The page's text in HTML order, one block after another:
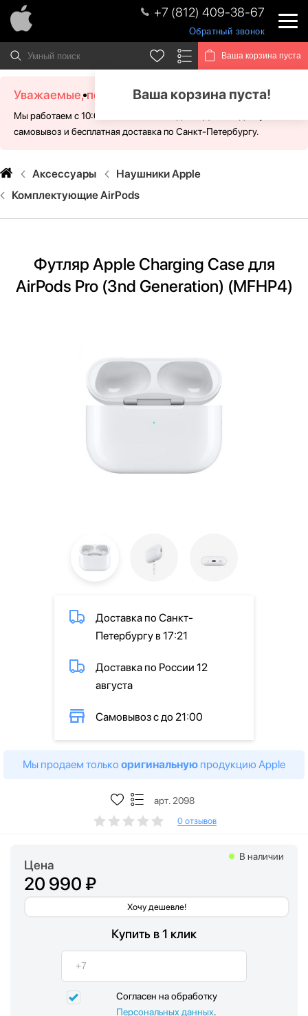
+7 (812) 409-38-67
Обратный звонок
Ваша корзина пуста
Ваша корзина пуста!
Уважаемые, посетители!
Мы работаем с 10:00 - 21:00 без выходных. Для Вас доступен
самовывоз и бесплатная доставка по Санкт-Петербургу.
Аксессуары
Наушники Apple
Комплектующие AirPods
Футляр Apple Charging Case для
AirPods Pro (3nd Generation) (MFHP4)
Доставка по Санкт-
Петербургу в 17:21
Доставка по России 12
августа
Самовывоз с до 21:00
Мы продаем только оригинальную продукцию Apple
арт. 2098
0 отзывов
Цена
20 990 ₽
Хочу дешевле!
В наличии
Купить в 1 клик
Согласен на обработку
Персональных данных.